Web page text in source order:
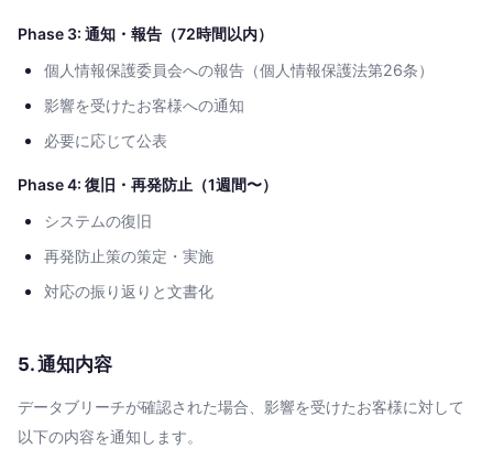
Phase 3: 通知・報告（72時間以内）
個人情報保護委員会への報告（個人情報保護法第26条）
影響を受けたお客様への通知
必要に応じて公表
Phase 4: 復旧・再発防止（1週間〜）
システムの復旧
再発防止策の策定・実施
対応の振り返りと文書化
5. 通知内容
データブリーチが確認された場合、影響を受けたお客様に対して
以下の内容を通知します。